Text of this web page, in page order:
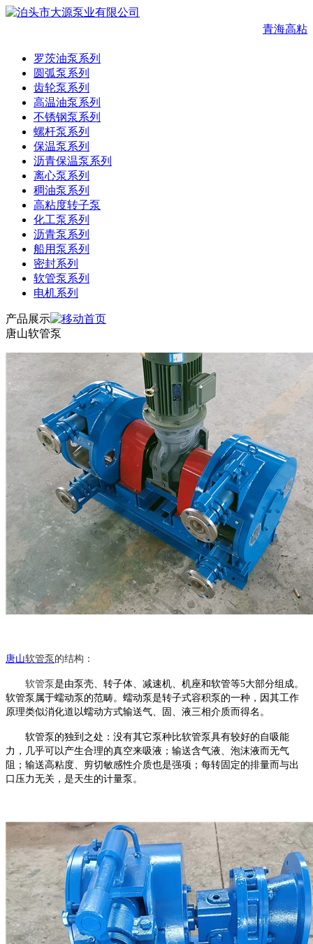
青海高粘
罗茨油泵系列
圆弧泵系列
齿轮泵系列
高温油泵系列
不锈钢泵系列
螺杆泵系列
保温泵系列
沥青保温泵系列
离心泵系列
稠油泵系列
高粘度转子泵
化工泵系列
沥青泵系列
船用泵系列
密封系列
软管泵系列
电机系列
产品展示
唐山软管泵
唐山软管泵 的结构：
软管泵是由泵壳、转子体、减速机、机座和软管等5大部分组成。
软管泵 属于蠕动泵的范畴。蠕动泵是转子式容积泵的一种，因其工作
原理类似消化道以蠕动方式输送气、固、液三相介质而得名。
软管泵 的独到之处：没有其它泵种比软管泵具有较好的自吸能
力，几乎可以产生合理的真空来吸液；输送含气液、泡沫液而无气
阻；输送高粘度、剪切敏感性介质也是强项；每转固定的排量而与出
口压力无关，是天生的计量泵。